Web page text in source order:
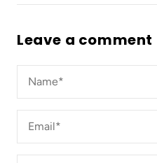
Leave a comment